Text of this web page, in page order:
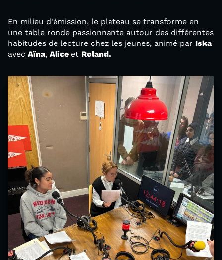
En milieu d'émission, le plateau se transforme en
une table ronde passionnante autour des différentes
habitudes de lecture chez les jeunes, animé par Iska
avec Aïna, Alice et Roland.